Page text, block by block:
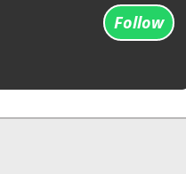
Follow